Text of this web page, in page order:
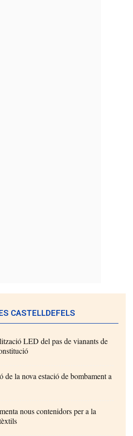
CASTELLDEFELS
LED del pas de vianants de
de la nova estació de bombament a
nous contenidors per a la